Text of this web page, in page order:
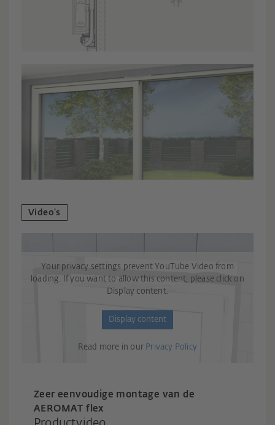
Video's
Your privacy settings prevent YouTube Video from
loading. If you want to allow this content, please click on
Display content.
Display content
Read more in our Privacy Policy
Zeer eenvoudige montage van de
AEROMAT flex